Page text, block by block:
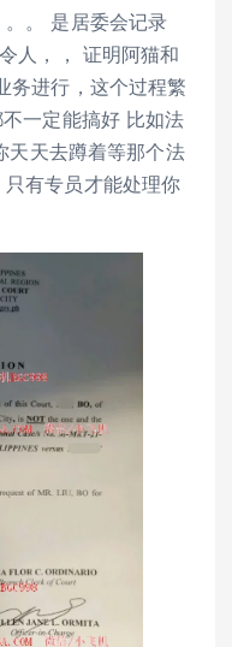
。 是居委会记录
人，， 证明阿猫和
务进行，这个过程繁
一定能搞好 比如法
天天去蹲着等那个法
有专员才能处理你